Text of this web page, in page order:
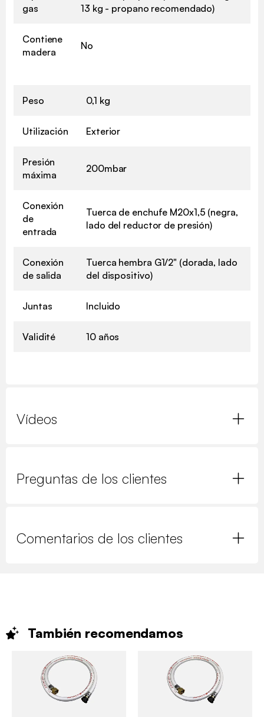
gas
13 kg - propano recomendado)
Contiene
madera
No
Peso 0,1 kg
Utilización Exterior
Presión
máxima
200mbar
Conexión
de
entrada
Tuerca de enchufe M20x1,5 (negra,
lado del reductor de presión)
Conexión
de salida
Tuerca hembra G1/2" (dorada, lado
del dispositivo)
Juntas Incluido
Validité 10 años
Vídeos
Preguntas de los clientes
Comentarios de los clientes
También recomendamos